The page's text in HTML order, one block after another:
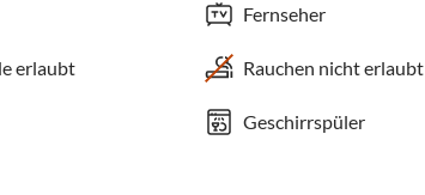
Fernseher
erlaubt Rauchen nicht erlaubt
Geschirrspüler